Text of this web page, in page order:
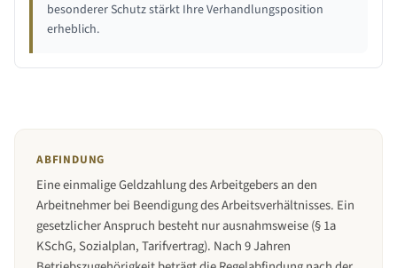
besonderer Schutz stärkt Ihre Verhandlungsposition
erheblich.
ABFINDUNG
Eine einmalige Geldzahlung des Arbeitgebers an den
Arbeitnehmer bei Beendigung des Arbeitsverhältnisses. Ein
gesetzlicher Anspruch besteht nur ausnahmsweise (§ 1a
KSchG, Sozialplan, Tarifvertrag). Nach 9 Jahren